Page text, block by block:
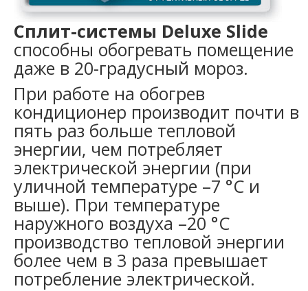
Сплит-системы Deluxe Slide
способны обогревать помещение
даже в 20-градусный мороз.
При работе на обогрев
кондиционер производит почти в
пять раз больше тепловой
энергии, чем потребляет
электрической энергии (при
уличной температуре –7 °С и
выше). При температуре
наружного воздуха –20 °С
производство тепловой энергии
более чем в 3 раза превышает
потребление электрической.